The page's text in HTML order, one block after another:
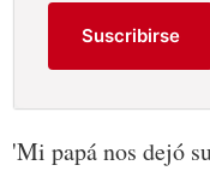
Suscribirse
'Mi papá nos dejó